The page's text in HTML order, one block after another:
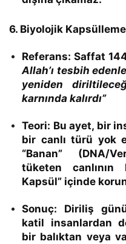
6. Biyolojik
Referans: Saffat
Allah’ı tesbih
yeniden
karnında kalırdı”
Teori: Bu ayet, bir
bir canlı türü yok
“Banan” (DNA/
tüketen
Kapsül” içinde
Sonuç: Diriliş
katil insanlardan
bir balıktan veya